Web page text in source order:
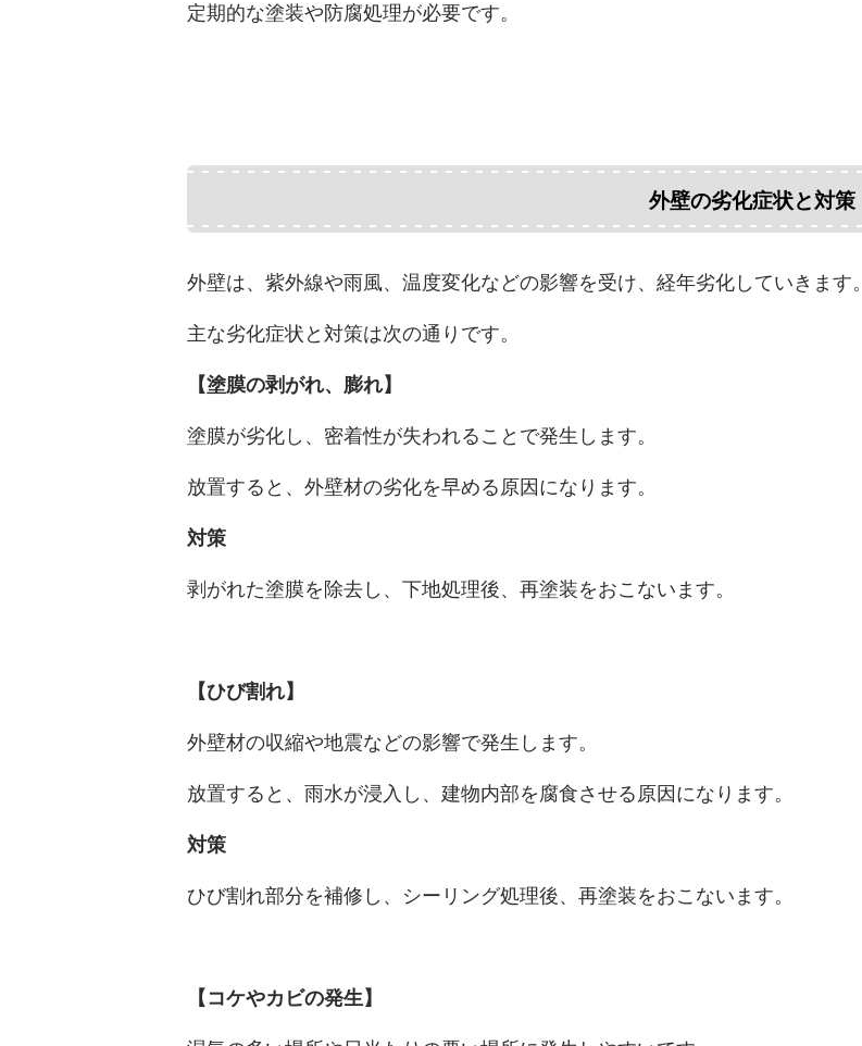
定期的な塗装や防腐処理が必要です。
外壁の劣化症状と対策
外壁は、紫外線や雨風、温度変化などの影響を受け、経年劣化していきます。
主な劣化症状と対策は次の通りです。
【塗膜の剥がれ、膨れ】
塗膜が劣化し、密着性が失われることで発生します。
放置すると、外壁材の劣化を早める原因になります。
対策
剥がれた塗膜を除去し、下地処理後、再塗装をおこないます。
【ひび割れ】
外壁材の収縮や地震などの影響で発生します。
放置すると、雨水が浸入し、建物内部を腐食させる原因になります。
対策
ひび割れ部分を補修し、シーリング処理後、再塗装をおこないます。
【コケやカビの発生】